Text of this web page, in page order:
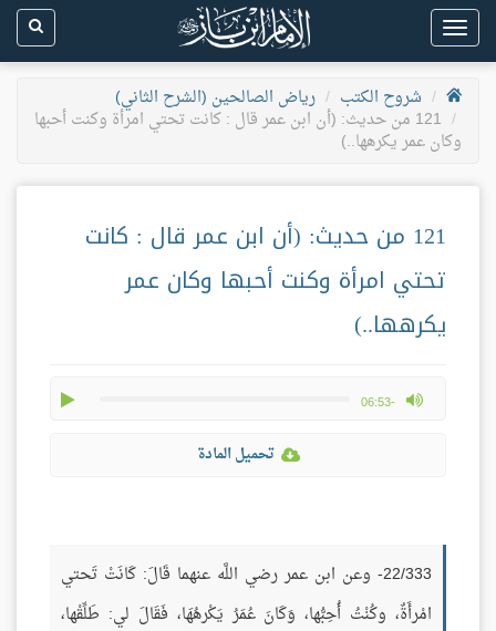
Toggle
navigation
شروح الكتب
رياض الصالحين (الشرح الثاني)
121 من حديث: (أن ابن عمر قال : كانت تحتي امرأة وكنت أحبها
وكان عمر يكرهها..)
121 من حديث: (أن ابن عمر قال : كانت
تحتي امرأة وكنت أحبها وكان عمر
يكرهها..)
-06:53
max volume
تحميل المادة
22/333- وعن ابن عمر رضي اللَّه عنهما قَالَ: كَانَتْ تَحتي
امْرأَةٌ، وكُنْتُ أُحِبُّها، وَكَانَ عُمَرُ يَكْرهُهَا، فَقَالَ لي: طَلِّقْها،